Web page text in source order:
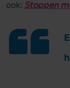
ook: Stoppen
“